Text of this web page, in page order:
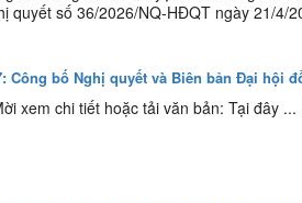
quyết số 36/2026/NQ-HĐQT ngày 21/4/
Công bố Nghị quyết và Biên bản Đại hội
xem chi tiết hoặc tải văn bản: Tại đây ...